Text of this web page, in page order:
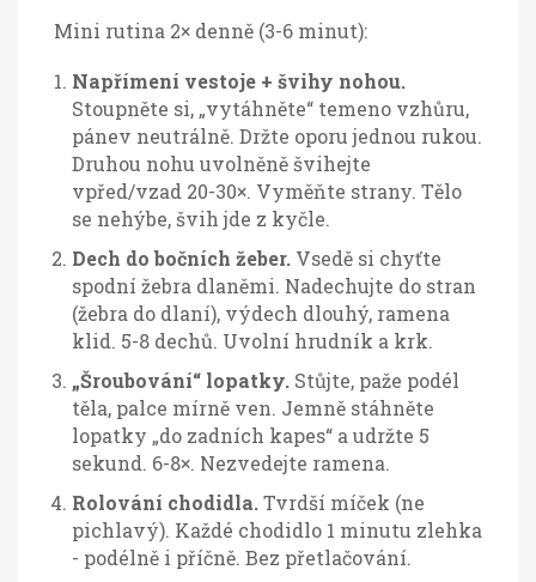
Mini rutina 2× denně (3-6 minut):
Napřímení vestoje + švihy nohou.
Stoupněte si, „vytáhněte“ temeno vzhůru,
pánev neutrálně. Držte oporu jednou rukou.
Druhou nohu uvolněně švihejte
vpřed/vzad 20-30×. Vyměňte strany. Tělo
se nehýbe, švih jde z kyčle.
Dech do bočních žeber. Vsedě si chyťte
spodní žebra dlaněmi. Nadechujte do stran
(žebra do dlaní), výdech dlouhý, ramena
klid. 5-8 dechů. Uvolní hrudník a krk.
„Šroubování“ lopatky. Stůjte, paže podél
těla, palce mírně ven. Jemně stáhněte
lopatky „do zadních kapes“ a udržte 5
sekund. 6-8×. Nezvedejte ramena.
Rolování chodidla.Tvrdší míček (ne
pichlavý). Každé chodidlo 1 minutu zlehka
- podélně i příčně. Bez přetlačování.